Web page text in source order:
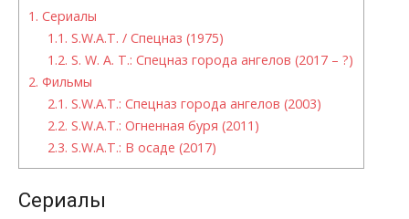
1. Сериалы
1.1. S.W.A.T. / Спецназ (1975)
1.2. S. W. A. T.: Спецназ города ангелов (2017 – ?)
2. Фильмы
2.1. S.W.A.T.: Спецназ города ангелов (2003)
2.2. S.W.A.T.: Огненная буря (2011)
2.3. S.W.A.T.: В осаде (2017)
Сериалы